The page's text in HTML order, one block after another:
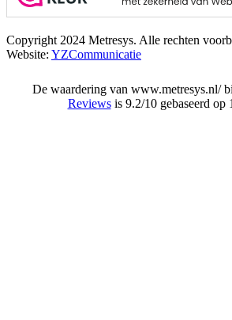
Copyright 2024 Metresys. Alle rechten
Website: YZCommunicatie
De waardering van www.metresys.nl/
Reviewsis 9.2/10 gebaseerd op